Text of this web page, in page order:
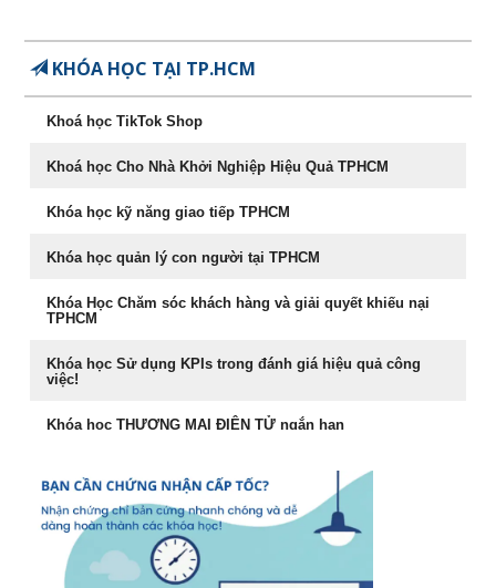
Chuyên Khảo Dụng Nhân Như Dụng Mộc
dương
Khóa học Marketing Digital
khoá học Kỹ Năng Phỏng Vấn Tuyển Dụng
Rèn Luyện Văn Phong Của CEO
Đào tạo Marketing Online Cấp Tốc
Khóa học phong thủy ứng dụng dành cho doanh nhân
khóa học Livestream bán hàng đỉnh cao
Chiến lược dẫn đầu và hệ vận hành 7S
KHÓA HỌC TẠI TP.HCM
Khoá học TikTok Shop
Khoá học Cho Nhà Khởi Nghiệp Hiệu Quả TPHCM
Khóa học kỹ năng giao tiếp TPHCM
Khóa học quản lý con người tại TPHCM
Khóa Học Chăm sóc khách hàng và giải quyết khiếu nại
TPHCM
Khóa học Sử dụng KPIs trong đánh giá hiệu quả công
việc!
Khóa học THƯƠNG MẠI ĐIỆN TỬ ngắn hạn
Cách đăng bán hàng trên Facebook hiệu quả
Khóa học livestream bán hàng chuyên nghiệp
Khóa học giám đốc kênh phân phối tại TPHCM